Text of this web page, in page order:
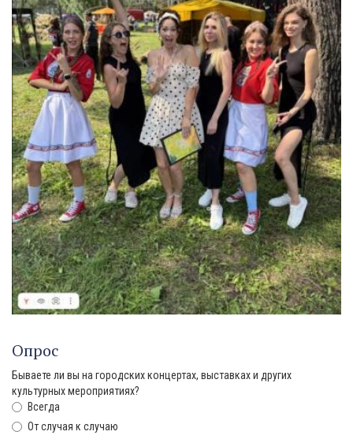
Опрос
Бываете ли вы на городских концертах, выставках и других
культурных мероприятиях?
Всегда
От случая к случаю